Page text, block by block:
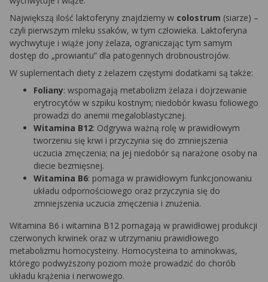
Największą ilość laktoferyny znajdziemy w colostrum (siarze) –
czyli pierwszym mleku ssaków, w tym człowieka. Laktoferyna
wychwytuje i wiąże jony żelaza, ograniczając tym samym
dostęp do „prowiantu” dla patogennych drobnoustrojów.
W suplementach diety z żelazem częstymi dodatkami są także:
Foliany: wspomagają metabolizm żelaza i dojrzewanie
erytrocytów w szpiku kostnym; niedobór kwasu foliowego
prowadzi do anemii megaloblastycznej.
Witamina B12: Odgrywa ważną rolę w prawidłowym
tworzeniu się krwi i przyczynia się do zmniejszenia
uczucia zmęczenia; na jej niedobór są narażone osoby na
diecie bezmięsnej.
Witamina B6: pomaga w prawidłowym funkcjonowaniu
układu odpornościowego oraz przyczynia się do
zmniejszenia uczucia zmęczenia i znużenia.
Witamina B6 i witamina B12 pomagają w prawidłowej produkcji
czerwonych krwinek oraz w utrzymaniu prawidłowego
metabolizmu homocysteiny. Homocysteina to aminokwas,
którego podwyższony poziom może prowadzić do chorób
układu krążenia i nerwowego.